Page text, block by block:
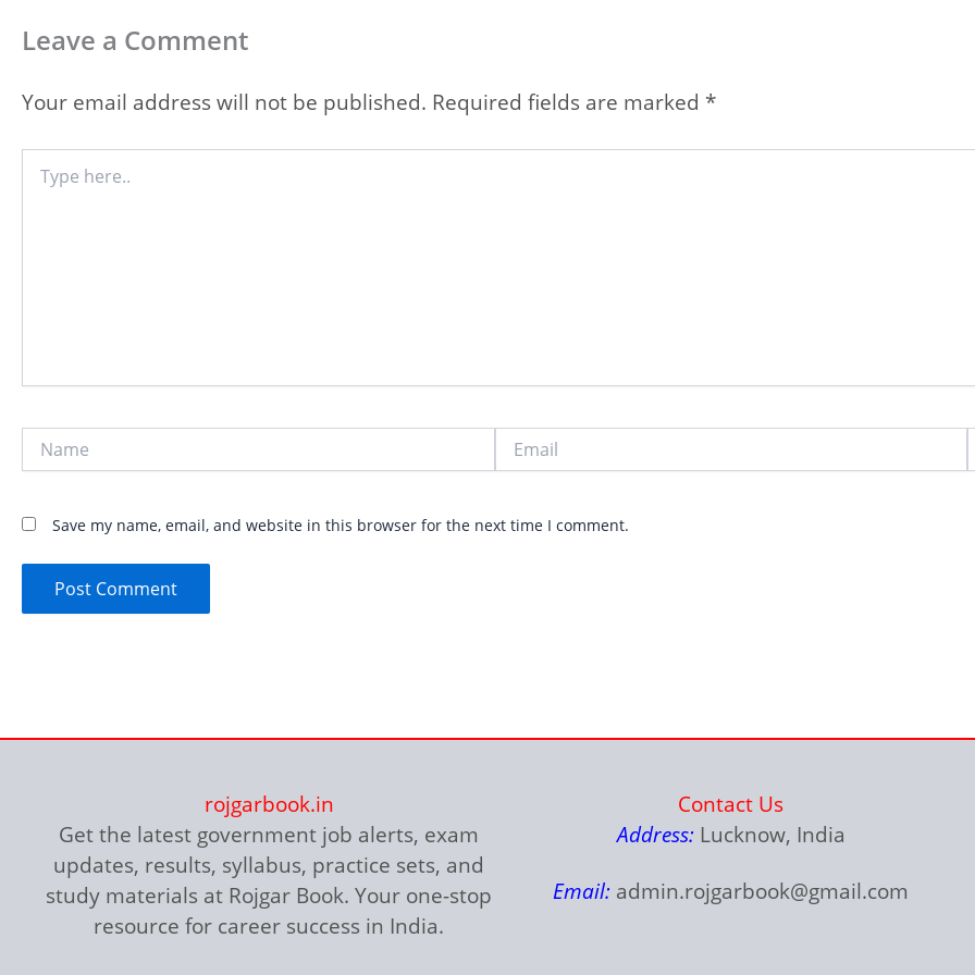
Leave a Comment
Your email address will not be published. Required fields are marked *
here..
Save my name, email, and website in this browser for the next time I comment.
rojgarbook.in
Get the latest government job alerts, exam
updates, results, syllabus, practice sets, and
study materials at Rojgar Book. Your one-stop
resource for career success in India.
Contact Us
Address: Lucknow, India
Email: admin.rojgarbook@gmail.com